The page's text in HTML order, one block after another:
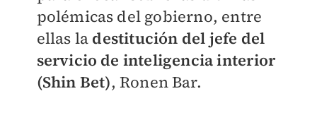
polémicas del gobierno, entre
ellas la destitución del jefe del
servicio de inteligencia interior
(Shin Bet), Ronen Bar.